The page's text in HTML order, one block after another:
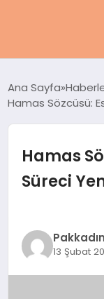
SAĞLIK
MAGAZIN
YAŞAM
Ana Sayfa
Hamas Sözcüsü:
Hamas
Süreci
Pakkadın
13 Şubat